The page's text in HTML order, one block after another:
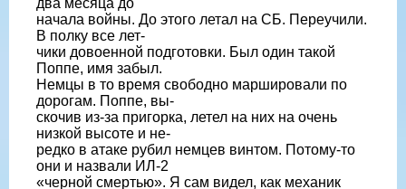
два месяца до
начала войны. До этого летал на СБ. Переучили.
В полку все лет-
чики довоенной подготовки. Был один такой
Поппе, имя забыл.
Немцы в то время свободно маршировали по
дорогам. Поппе, вы-
скочив из-за пригорка, летел на них на очень
низкой высоте и не-
редко в атаке рубил немцев винтом. Потому-то
они и назвали ИЛ-2
«черной смертью». Я сам видел, как механик